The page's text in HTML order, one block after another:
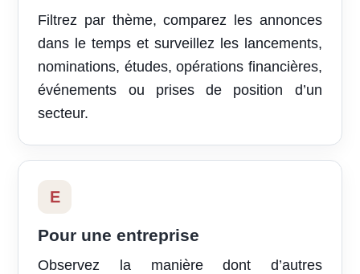
Filtrez par thème, comparez les annonces
dans le temps et surveillez les lancements,
nominations, études, opérations financières,
événements ou prises de position d’un
secteur.
E
Pour une entreprise
Observez la manière dont d’autres